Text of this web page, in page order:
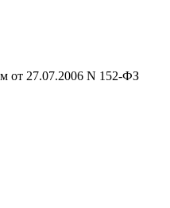
от 27.07.2006 N 152-ФЗ